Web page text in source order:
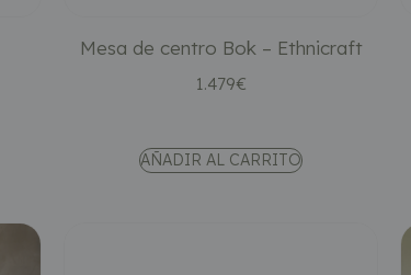
Mesa de centro Bok – Ethnicraft
1.479€
AÑADIR AL CARRITO